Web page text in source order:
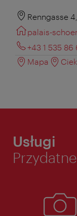
Renngasse
palais-
+43 1 535 86
Mapa
Usługi